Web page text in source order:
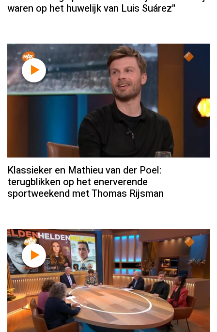
waren op het huwelijk van Luis Suárez"
Klassieker en Mathieu van der Poel:
terugblikken op het enerverende
sportweekend met Thomas Rijsman